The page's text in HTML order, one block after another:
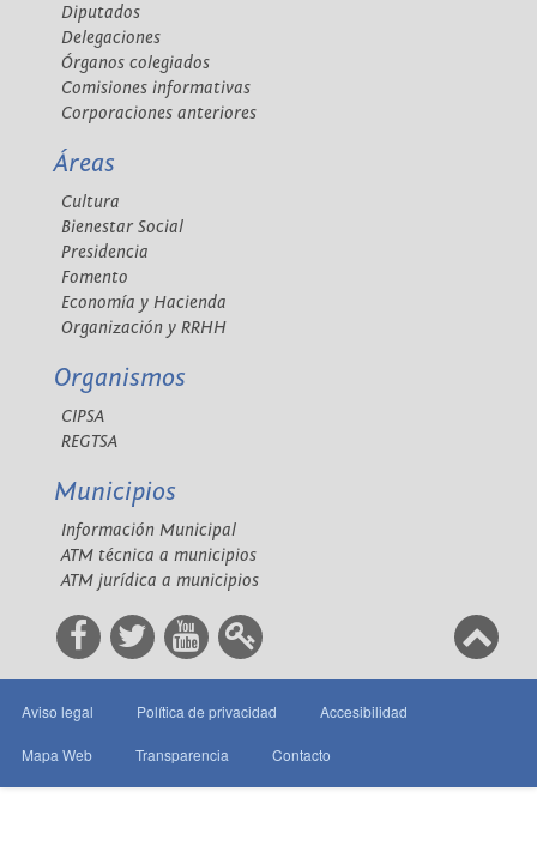
Diputados
Delegaciones
Órganos colegiados
Comisiones informativas
Corporaciones anteriores
Áreas
Cultura
Bienestar Social
Presidencia
Fomento
Economía y Hacienda
Organización y RRHH
Organismos
CIPSA
REGTSA
Municipios
Información Municipal
ATM técnica a municipios
ATM jurídica a municipios
Aviso legal Política de privacidad Accesibilidad
Mapa Web Transparencia Contacto